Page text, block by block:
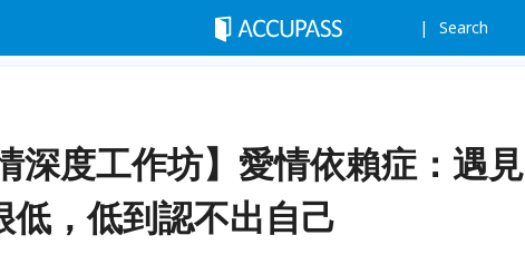
Search
深度工作坊】愛情依賴症：遇見
，低到認不出自己